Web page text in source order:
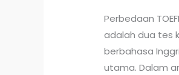
Perbedaan
adalah dua tes
berbahasa
utama. Dalam
dan
Termurah